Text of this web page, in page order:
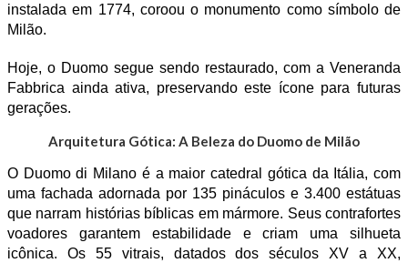
instalada em 1774, coroou o monumento como símbolo de
Milão.
Hoje, o Duomo segue sendo restaurado, com a Veneranda
Fabbrica ainda ativa, preservando este ícone para futuras
gerações.
Arquitetura Gótica: A Beleza do Duomo de Milão
O Duomo di Milano é a maior catedral gótica da Itália, com
uma fachada adornada por 135 pináculos e 3.400 estátuas
que narram histórias bíblicas em mármore. Seus contrafortes
voadores garantem estabilidade e criam uma silhueta
icônica. Os 55 vitrais, datados dos séculos XV a XX,